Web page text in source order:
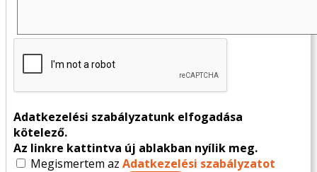
Adatkezelési szabályzatunk elfogadása
kötelező.
Az linkre kattintva új ablakban nyílik meg.
Megismertem az Adatkezelési szabályzatot